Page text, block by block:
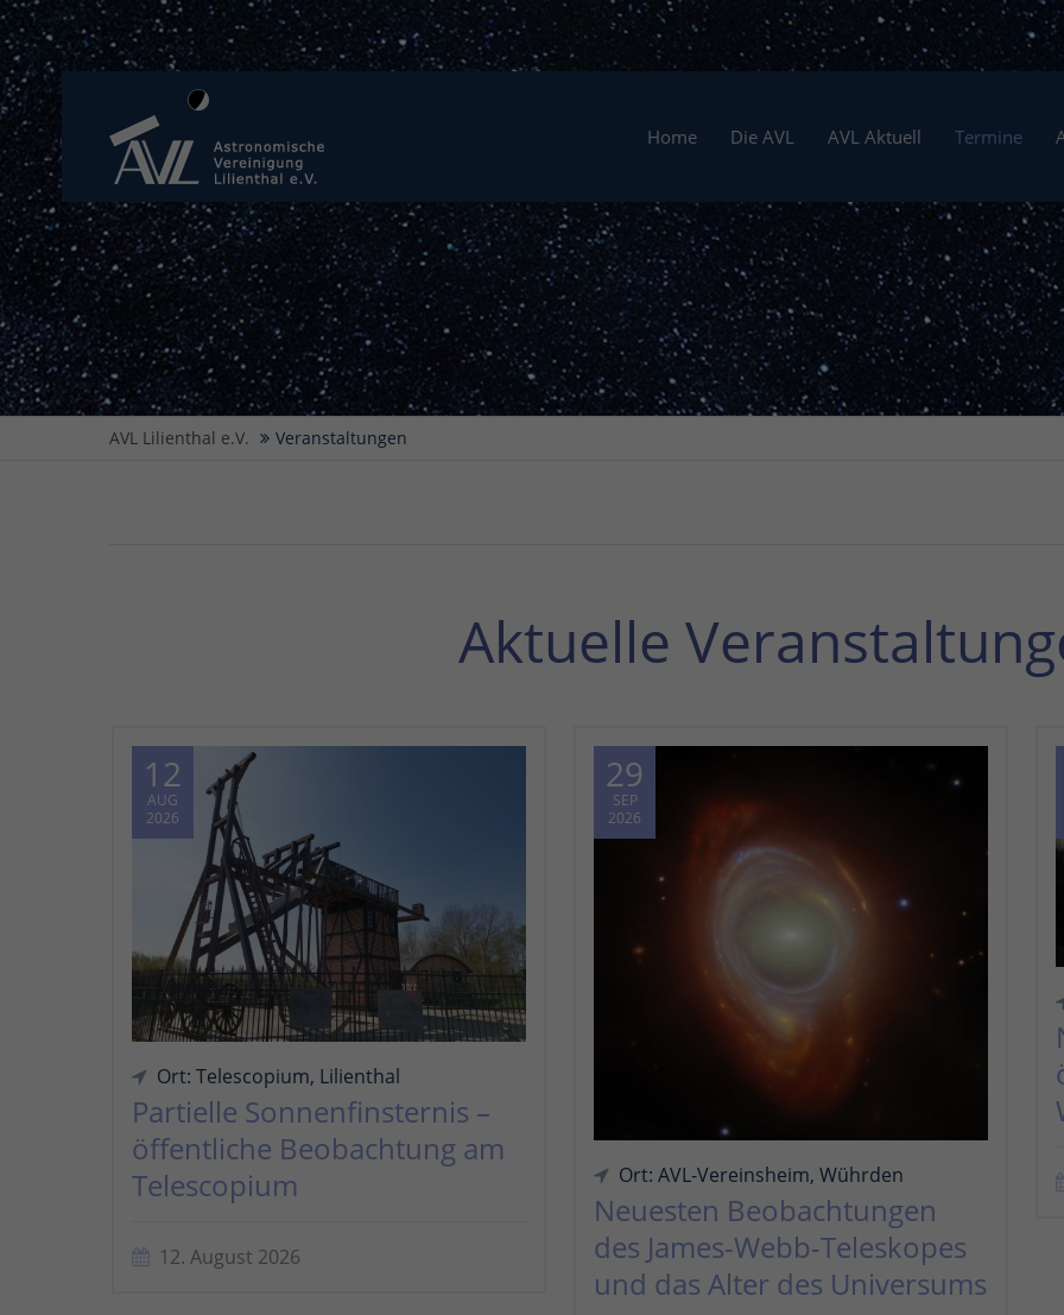
Home Die AVL AVL Aktuell Termine
AVL Lilienthal e.V. Veranstaltungen
Aktuelle
12
AUG
2026
Ort: Telescopium, Lilienthal
Partielle Sonnenfinsternis –
öffentliche Beobachtung am
Telescopium
12. August 2026
29
SEP
2026
Ort: AVL-Vereinsheim, Wührden
Neuesten Beobachtungen
des James-Webb-Teleskopes
und das Alter des Universums